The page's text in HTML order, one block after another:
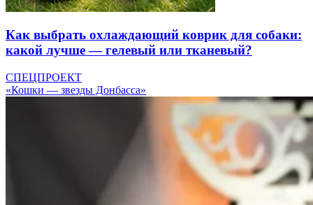
Как выбрать охлаждающий коврик для собаки:
какой лучше — гелевый или тканевый?
СПЕЦПРОЕКТ
«Кошки — звезды Донбасса»